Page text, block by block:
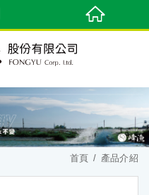
首頁 產品介紹